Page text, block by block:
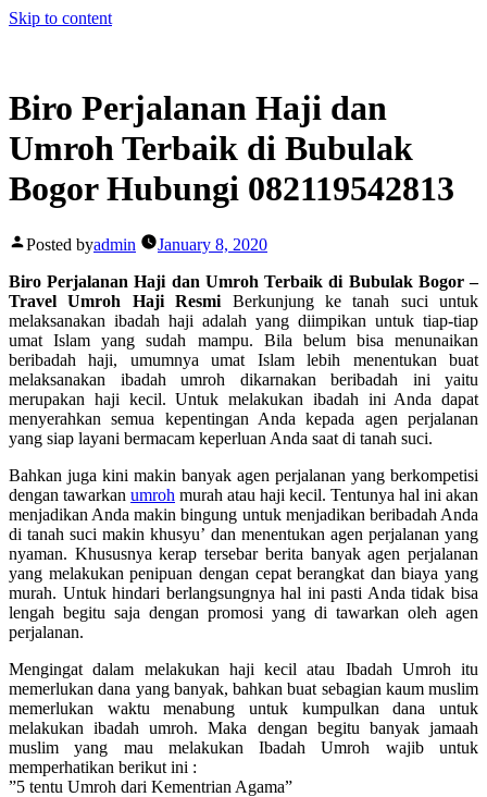
Skip to content
Biro Perjalanan Haji dan
Umroh Terbaik di Bubulak
Bogor Hubungi 082119542813
Posted byadmin
January 8, 2020
Biro Perjalanan Haji dan Umroh Terbaik di Bubulak Bogor –
Travel Umroh Haji Resmi Berkunjung ke tanah suci untuk
melaksanakan ibadah haji adalah yang diimpikan untuk tiap-tiap
umat Islam yang sudah mampu. Bila belum bisa menunaikan
beribadah haji, umumnya umat Islam lebih menentukan buat
melaksanakan ibadah umroh dikarnakan beribadah ini yaitu
merupakan haji kecil. Untuk melakukan ibadah ini Anda dapat
menyerahkan semua kepentingan Anda kepada agen perjalanan
yang siap layani bermacam keperluan Anda saat di tanah suci.
Bahkan juga kini makin banyak agen perjalanan yang berkompetisi
dengan tawarkan umroh murah atau haji kecil. Tentunya hal ini akan
menjadikan Anda makin bingung untuk menjadikan beribadah Anda
di tanah suci makin khusyu’ dan menentukan agen perjalanan yang
nyaman. Khususnya kerap tersebar berita banyak agen perjalanan
yang melakukan penipuan dengan cepat berangkat dan biaya yang
murah. Untuk hindari berlangsungnya hal ini pasti Anda tidak bisa
lengah begitu saja dengan promosi yang di tawarkan oleh agen
perjalanan.
Mengingat dalam melakukan haji kecil atau Ibadah Umroh itu
memerlukan dana yang banyak, bahkan buat sebagian kaum muslim
memerlukan waktu menabung untuk kumpulkan dana untuk
melakukan ibadah umroh. Maka dengan begitu banyak jamaah
muslim yang mau melakukan Ibadah Umroh wajib untuk
memperhatikan berikut ini :
”5 tentu Umroh dari Kementrian Agama”